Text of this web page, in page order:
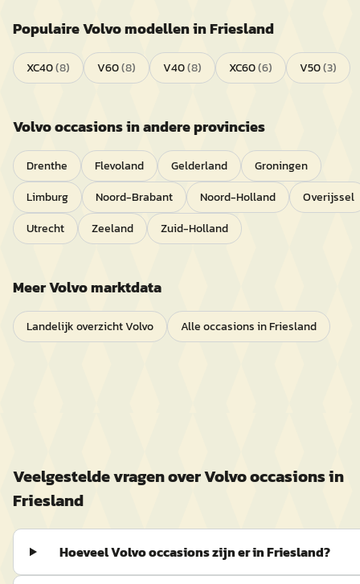
PopulaireVolvomodellen inFriesland
XC40(8) V60(8) V40(8) XC60(6) V50(3)
Volvooccasions in andere provincies
Drenthe Flevoland Gelderland
Groningen
Limburg
Noord-Brabant Noord-Holland
Overijssel
Utrecht
Zeeland Zuid-Holland
MeerVolvomarktdata
Landelijk overzichtVolvo Alle occasions inFriesland
Veelgestelde vragen overVolvooccasions in
Friesland
Hoeveel Volvo occasions zijn er in Friesland?